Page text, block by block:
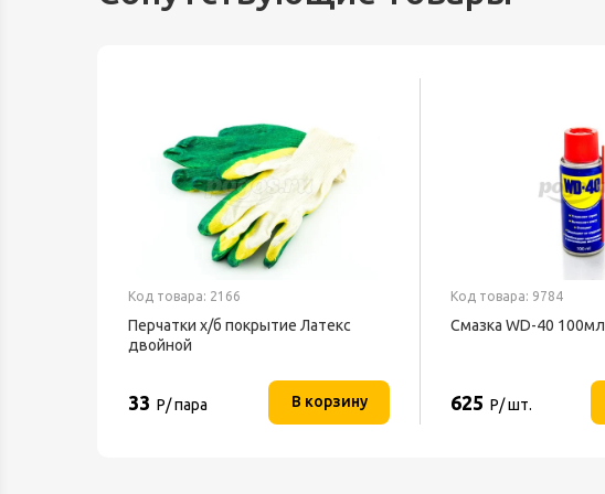
Код товара: 2166
Перчатки х/б покрытие Латекс
двойной
33 Р/ пара В корзину
Код товара: 9784
Смазка WD-40 100мл
625 Р/ шт.